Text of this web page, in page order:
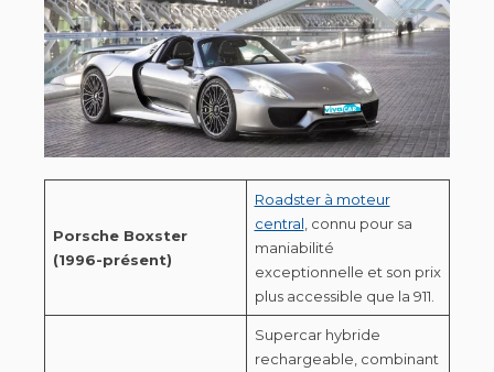
Porsche Boxster
(1996-présent)
Roadster à moteur
central , connu pour sa
maniabilité
exceptionnelle et son prix
plus accessible que la 911.
Supercar hybride
rechargeable, combinant